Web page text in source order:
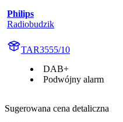
Philips
Radiobudzik
TAR3555/10
DAB+
Podwójny alarm
Sugerowana cena detaliczna